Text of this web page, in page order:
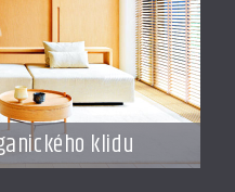
klidu